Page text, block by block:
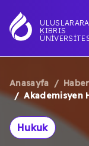
içeriğe
atla
KIBRIS
SAYFA
YOLU
Anasayfa
Akademisyen
Hukuk